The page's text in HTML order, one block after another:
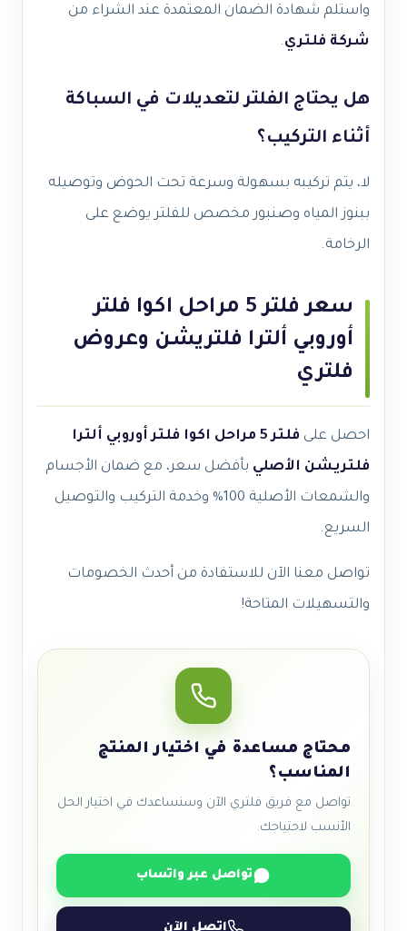
واستلم شهادة الضمان المعتمدة عند الشراء من
شركة فلتري.
هل يحتاج الفلتر لتعديلات في السباكة
أثناء التركيب؟
لا، يتم تركيبه بسهولة وسرعة تحت الحوض وتوصيله
ببنوز المياه وصنبور مخصص للفلتر يوضع على
الرخامة.
سعر فلتر 5 مراحل اكوا فلتر
أوروبي ألترا فلتريشن وعروض
فلتري
احصل على
فلتر 5 مراحل اكوا فلتر أوروبي ألترا
فلتريشن الأصلي بأفضل سعر، مع ضمان الأجسام
والشمعات الأصلية 100% وخدمة التركيب والتوصيل
السريع.
تواصل معنا الآن للاستفادة من أحدث الخصومات
والتسهيلات المتاحة!
محتاج مساعدة في اختيار المنتج
المناسب؟
تواصل مع فريق فلتري الآن وسنساعدك في اختيار الحل
الأنسب لاحتياجك.
تواصل عبر واتساب
اتصل الآن